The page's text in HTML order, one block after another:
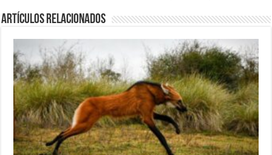
Artículos Relacionados